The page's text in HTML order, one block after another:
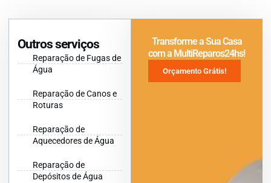
Outros serviços
Reparação de Fugas de
Água
Reparação de Canos e
Roturas
Reparação de
Aquecedores de Água
Reparação de
Depósitos de Água
Transforme a Sua Casa
com a MultiReparos24hs!
Orçamento Grátis!